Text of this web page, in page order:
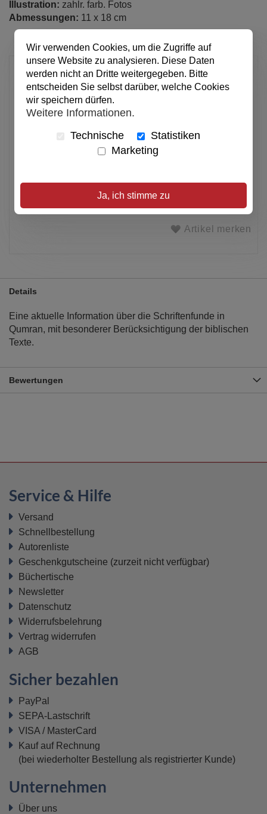
Illustration: zahlr. farb. Fotos
Abmessungen: 11 x 18 cm
pro Stück
In den Warenkorb
Alle Preise inkl. MwSt.
Verfügbar
Artikel merken
Details
Eine aktuelle Information über die Schriftenfunde in
Qumran, mit besonderer Berücksichtigung der biblischen
Texte.
Bewertungen
Wir verwenden Cookies, um die Zugriffe auf
unsere Website zu analysieren. Diese Daten
werden nicht an Dritte weitergegeben. Bitte
entscheiden Sie selbst darüber, welche Cookies
wir speichern dürfen.
Weitere Informationen.
Technische
Statistiken
Marketing
Ja, ich stimme zu
Service & Hilfe
Versand
Schnellbestellung
Autorenliste
Geschenkgutscheine (zurzeit nicht verfügbar)
Büchertische
Newsletter
Datenschutz
Widerrufsbelehrung
Vertrag widerrufen
AGB
Sicher bezahlen
PayPal
SEPA-Lastschrift
VISA / MasterCard
Kauf auf Rechnung
(bei wiederholter Bestellung als registrierter Kunde)
Unternehmen
Über uns